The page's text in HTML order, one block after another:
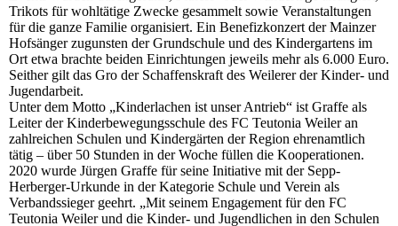
Trikots für wohltätige Zwecke gesammelt sowie Veranstaltungen
für die ganze Familie organisiert. Ein Benefizkonzert der Mainzer
Hofsänger zugunsten der Grundschule und des Kindergartens im
Ort etwa brachte beiden Einrichtungen jeweils mehr als 6.000 Euro.
Seither gilt das Gro der Schaffenskraft des Weilerer der Kinder- und
Jugendarbeit.
Unter dem Motto „Kinderlachen ist unser Antrieb“ ist Graffe als
Leiter der Kinderbewegungsschule des FC Teutonia Weiler an
zahlreichen Schulen und Kindergärten der Region ehrenamtlich
tätig – über 50 Stunden in der Woche füllen die Kooperationen.
2020 wurde Jürgen Graffe für seine Initiative mit der Sepp-
Herberger-Urkunde in der Kategorie Schule und Verein als
Verbandssieger geehrt. „Mit seinem Engagement für den FC
Teutonia Weiler und die Kinder- und Jugendlichen in den Schulen